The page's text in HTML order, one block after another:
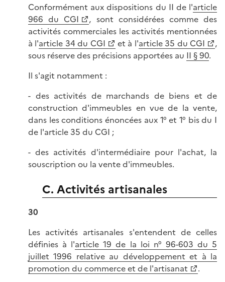
Conformément aux dispositions du II de l'article
966 du CGI
, sont considérées comme des
activités commerciales les activités mentionnées
à l'article 34 du CGI et à l'article 35 du CGI
,
sous réserve des précisions apportées au II § 90.
Il s'agit notamment :
- des activités de marchands de biens et de
construction d'immeubles en vue de la vente,
dans les conditions énoncées aux 1° et 1° bis du I
de l'article 35 du CGI ;
- des activités d'intermédiaire pour l'achat, la
souscription ou la vente d'immeubles.
C. Activités artisanales
30
Les activités artisanales s'entendent de celles
définies à l'article 19 de la loi n° 96-603 du 5
juillet 1996 relative au développement et à la
promotion du commerce et de l'artisanat
.